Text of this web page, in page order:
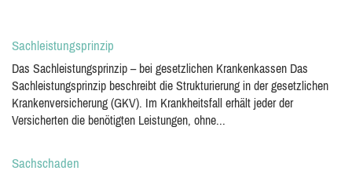
Sachleistungsprinzip
Das Sachleistungsprinzip – bei gesetzlichen Krankenkassen Das
Sachleistungsprinzip beschreibt die Strukturierung in der gesetzlichen
Krankenversicherung (GKV). Im Krankheitsfall erhält jeder der
Versicherten die benötigten Leistungen, ohne...
Sachschaden